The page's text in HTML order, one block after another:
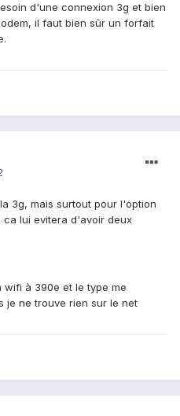
d'une connexion 3g et bien
il faut bien sûr un forfait
3g, mais surtout pour l'option
lui evitera d'avoir deux
à 390e et le type me
je ne trouve rien sur le net